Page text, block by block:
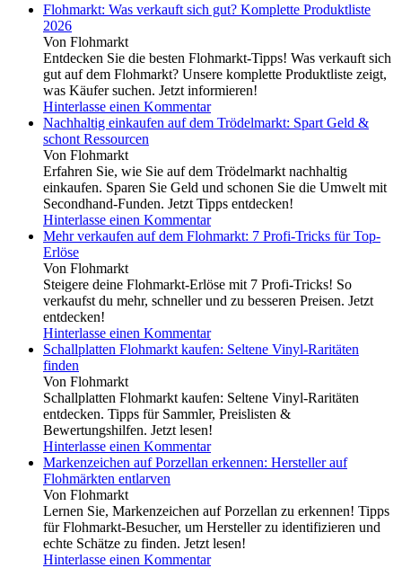
Flohmarkt: Was verkauft sich gut? Komplette Produktliste
2026
Von Flohmarkt
Entdecken Sie die besten Flohmarkt-Tipps! Was verkauft sich
gut auf dem Flohmarkt? Unsere komplette Produktliste zeigt,
was Käufer suchen. Jetzt informieren!
Hinterlasse einen Kommentar
Nachhaltig einkaufen auf dem Trödelmarkt: Spart Geld &
schont Ressourcen
Von Flohmarkt
Erfahren Sie, wie Sie auf dem Trödelmarkt nachhaltig
einkaufen. Sparen Sie Geld und schonen Sie die Umwelt mit
Secondhand-Funden. Jetzt Tipps entdecken!
Hinterlasse einen Kommentar
Mehr verkaufen auf dem Flohmarkt: 7 Profi-Tricks für Top-
Erlöse
Von Flohmarkt
Steigere deine Flohmarkt-Erlöse mit 7 Profi-Tricks! So
verkaufst du mehr, schneller und zu besseren Preisen. Jetzt
entdecken!
Hinterlasse einen Kommentar
Schallplatten Flohmarkt kaufen: Seltene Vinyl-Raritäten
finden
Von Flohmarkt
Schallplatten Flohmarkt kaufen: Seltene Vinyl-Raritäten
entdecken. Tipps für Sammler, Preislisten &
Bewertungshilfen. Jetzt lesen!
Hinterlasse einen Kommentar
Markenzeichen auf Porzellan erkennen: Hersteller auf
Flohmärkten entlarven
Von Flohmarkt
Lernen Sie, Markenzeichen auf Porzellan zu erkennen! Tipps
für Flohmarkt-Besucher, um Hersteller zu identifizieren und
echte Schätze zu finden. Jetzt lesen!
Hinterlasse einen Kommentar